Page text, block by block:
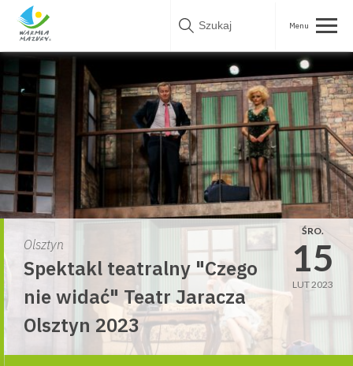
Skip
Olsztyn
Spektakl teatralny "Czego
nie widać" Teatr Jaracza
Olsztyn 2023
ŚRO.
15
LUT 2023